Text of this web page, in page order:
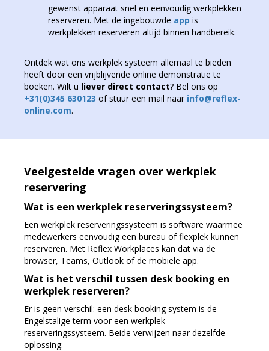
gewenst apparaat snel en eenvoudig werkplekken
reserveren. Met de ingebouwde app is
werkplekken reserveren altijd binnen handbereik.
Ontdek wat ons werkplek systeem allemaal te bieden
heeft door een vrijblijvende online demonstratie te
boeken. Wilt u liever direct contact? Bel ons op
+31(0)345 630123 of stuur een mail naar info@reflex-
online.com.
Veelgestelde vragen over werkplek
reservering
Wat is een werkplek reserveringssysteem?
Een werkplek reserveringssysteem is software waarmee
medewerkers eenvoudig een bureau of flexplek kunnen
reserveren. Met Reflex Workplaces kan dat via de
browser, Teams, Outlook of de mobiele app.
Wat is het verschil tussen desk booking en
werkplek reserveren?
Er is geen verschil: een desk booking system is de
Engelstalige term voor een werkplek
reserveringssysteem. Beide verwijzen naar dezelfde
oplossing.